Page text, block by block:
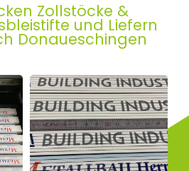
Zollstöcke &
und Liefern
Donaueschingen